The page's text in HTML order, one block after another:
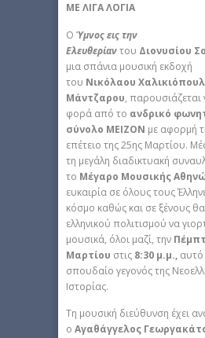
ΜΕ ΛΙΓΑ ΛΟΓΙΑ
Ο Ύμνος εις την
Ελευθερίαντου Διονυσίου
μια σπάνια μουσική εκδοχή
του Νικόλαου
Μάντζαρου, παρουσιάζεται
φορά από το ανδρικό
σύνολο ΜΕΙΖΟΝ με αφορμή
επέτειο της 25ης Μαρτίου.
τη μεγάλη διαδικτυακή
το Μέγαρο Μουσικής
ευκαιρία σε όλους τους
κόσμο καθώς και σε ξένους
ελληνικού πολιτισμού να
μουσικά, όλοι μαζί, την
Μαρτίου στις 8:30 μ.μ., αυτό
σπουδαίο γεγονός της
Ιστορίας.
Τη μουσική διεύθυνση έχει
ο Αγαθάγγελος